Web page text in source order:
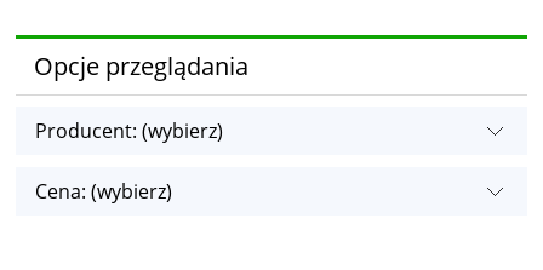
Opcje przeglądania
Producent: (wybierz)
Cena: (wybierz)